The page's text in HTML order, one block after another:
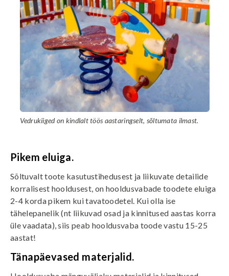
Vedrukiiged on kindlalt töös aastaringselt, sõltumata ilmast.
Pikem eluiga.
Sõltuvalt toote kasutustihedusest ja liikuvate detailide
korralisest hooldusest, on hooldusvabade toodete eluiga
2-4 korda pikem kui tavatoodetel. Kui olla ise
tähelepanelik (nt liikuvad osad ja kinnitused aastas korra
üle vaadata), siis peab hooldusvaba toode vastu 15-25
aastat!
Tänapäevased materjalid.